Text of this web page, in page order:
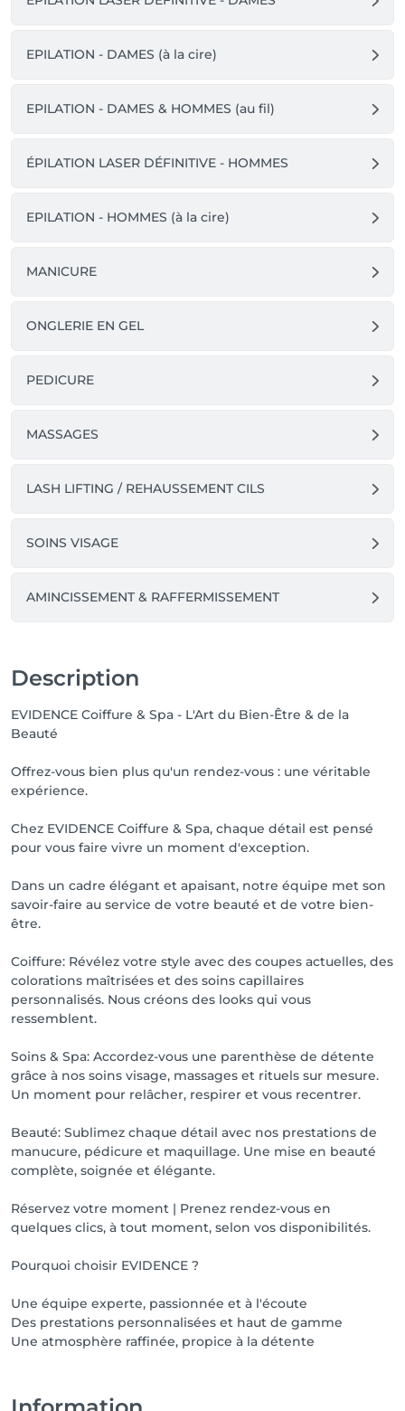
EPILATION - DAMES (à la cire)
EPILATION - DAMES & HOMMES (au fil)
ÉPILATION LASER DÉFINITIVE - HOMMES
EPILATION - HOMMES (à la cire)
MANICURE
ONGLERIE EN GEL
PEDICURE
MASSAGES
LASH LIFTING / REHAUSSEMENT CILS
SOINS VISAGE
AMINCISSEMENT & RAFFERMISSEMENT
Description
EVIDENCE Coiffure & Spa - L'Art du Bien-Être & de la
Beauté
Offrez-vous bien plus qu'un rendez-vous : une véritable
expérience.
Chez EVIDENCE Coiffure & Spa, chaque détail est pensé
pour vous faire vivre un moment d'exception.
Dans un cadre élégant et apaisant, notre équipe met son
savoir-faire au service de votre beauté et de votre bien-
être.
Coiffure: Révélez votre style avec des coupes actuelles, des
colorations maîtrisées et des soins capillaires
personnalisés. Nous créons des looks qui vous
ressemblent.
Soins & Spa: Accordez-vous une parenthèse de détente
grâce à nos soins visage, massages et rituels sur mesure.
Un moment pour relâcher, respirer et vous recentrer.
Beauté: Sublimez chaque détail avec nos prestations de
manucure, pédicure et maquillage. Une mise en beauté
complète, soignée et élégante.
Réservez votre moment | Prenez rendez-vous en
quelques clics, à tout moment, selon vos disponibilités.
Pourquoi choisir EVIDENCE ?
Une équipe experte, passionnée et à l'écoute
Des prestations personnalisées et haut de gamme
Une atmosphère raffinée, propice à la détente